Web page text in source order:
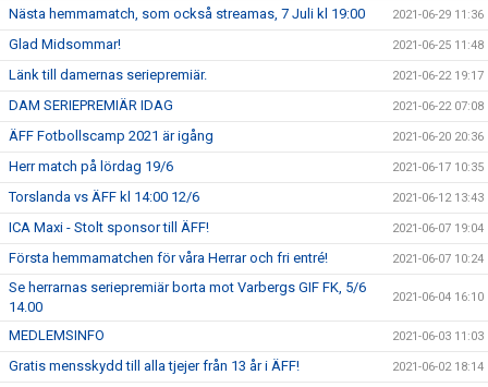
Nästa hemmamatch, som också streamas, 7 Juli kl 19:00 2021-06-29 11:36
Glad Midsommar! 2021-06-25 11:48
Länk till damernas seriepremiär. 2021-06-22 19:17
DAM SERIEPREMIÄR IDAG 2021-06-22 07:08
ÄFF Fotbollscamp 2021 är igång 2021-06-20 20:36
Herr match på lördag 19/6 2021-06-17 10:35
Torslanda vs ÄFF kl 14:00 12/6 2021-06-12 13:43
ICA Maxi - Stolt sponsor till ÄFF! 2021-06-07 19:04
Första hemmamatchen för våra Herrar och fri entré! 2021-06-07 10:24
Se herrarnas seriepremiär borta mot Varbergs GIF FK, 5/6
14.00
2021-06-04 16:10
MEDLEMSINFO 2021-06-03 11:03
Gratis mensskydd till alla tjejer från 13 år i ÄFF! 2021-06-02 18:14